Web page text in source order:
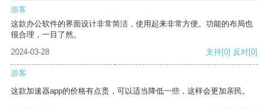
游客
这款办公软件的界面设计非常简洁，使用起来非常方便。功能的布局也
很合理，一目了然。
2024-03-28
支持[0] 反对[0]
游客
这款加速器app的价格有点贵，可以适当降低一些，这样会更加亲民。